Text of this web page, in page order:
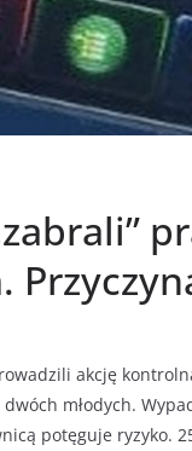
akcję
młodych.
potęguje ryzyko.